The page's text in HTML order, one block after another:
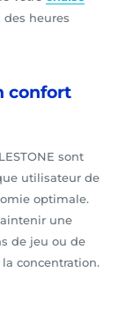
heures
confort
sont
utilisateur de
optimale.
une
de jeu ou de
concentration.